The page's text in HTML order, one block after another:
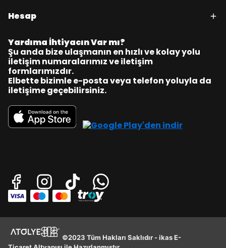
Hesap
Yardıma İhtiyacın Var mı?
Şu anda bize ulaşmanın en hızlı ve kolay yolu
iletişim numaralarımız ve iletişim
formlarımızdır.
Elbette bizimle e-posta veya telefon yoluyla da
iletişime geçebilirsiniz.
©2023 Tüm Hakları Saklıdır - ikas E-